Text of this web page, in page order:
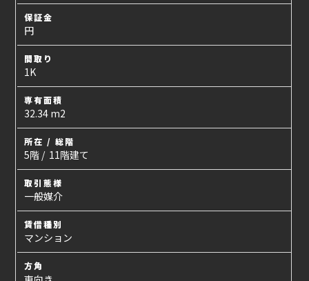
保証金
円
間取り
1K
専有面積
32.34 m2
所在 / 総階
5階 / 11階建て
取引態様
一般媒介
賃借種別
マンション
方角